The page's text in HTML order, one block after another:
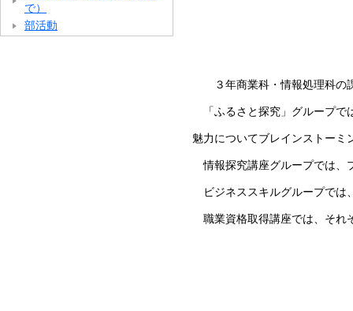
３年商業科・情報処理科の
「ふるさと探究」グループで
魅力についてブレインストーミ
情報探究講座グループでは、
ビジネススキルグループでは
職業資格取得講座では、それ
で）
部活動